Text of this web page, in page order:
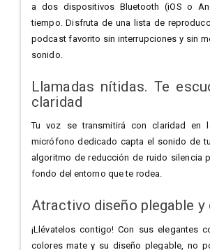
a dos dispositivos Bluetooth (iOS o
tiempo. Disfruta de una lista de
podcast favorito sin interrupciones y sin
sonido.
Llamadas nítidas. Te
claridad
Tu voz se transmitirá con claridad en
micrófono dedicado capta el sonido de
algoritmo de reducción de ruido silencia
fondo del entorno que te rodea.
Atractivo diseño plegable y
¡Llévatelos contigo! Con sus elegantes
colores mate y su diseño plegable, no